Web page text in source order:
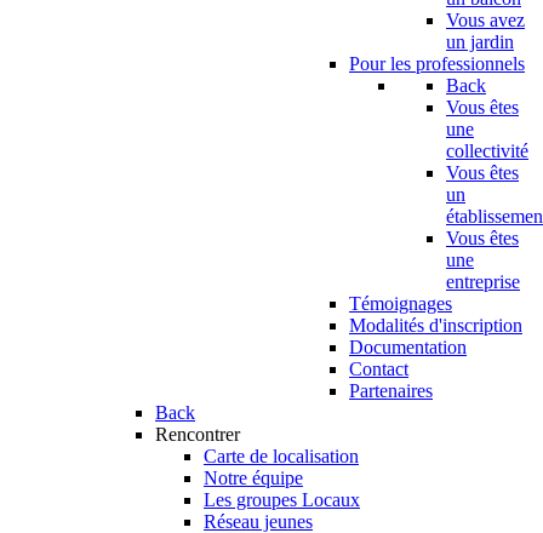
Vous avez
un jardin
Pour les professionnels
Back
Vous êtes
une
collectivité
Vous êtes
un
Vous êtes
une
entreprise
Témoignages
Modalités d'inscription
Documentation
Contact
Partenaires
Back
Rencontrer
Carte de localisation
Notre équipe
Les groupes Locaux
Réseau jeunes